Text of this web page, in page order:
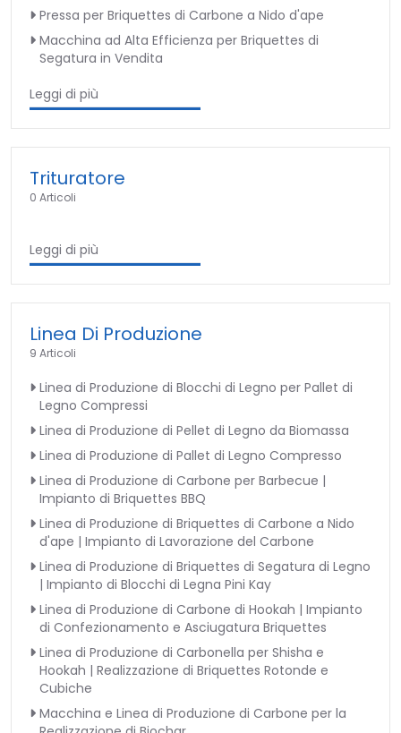
Pressa per Briquettes di Carbone a Nido d'ape
Macchina ad Alta Efficienza per Briquettes di
Segatura in Vendita
Leggi di più
Trituratore
0 Articoli
Leggi di più
Linea Di Produzione
9 Articoli
Linea di Produzione di Blocchi di Legno per Pallet di
Legno Compressi
Linea di Produzione di Pellet di Legno da Biomassa
Linea di Produzione di Pallet di Legno Compresso
Linea di Produzione di Carbone per Barbecue |
Impianto di Briquettes BBQ
Linea di Produzione di Briquettes di Carbone a Nido
d'ape | Impianto di Lavorazione del Carbone
Linea di Produzione di Briquettes di Segatura di Legno
| Impianto di Blocchi di Legna Pini Kay
Linea di Produzione di Carbone di Hookah | Impianto
di Confezionamento e Asciugatura Briquettes
Linea di Produzione di Carbonella per Shisha e
Hookah | Realizzazione di Briquettes Rotonde e
Cubiche
Macchina e Linea di Produzione di Carbone per la